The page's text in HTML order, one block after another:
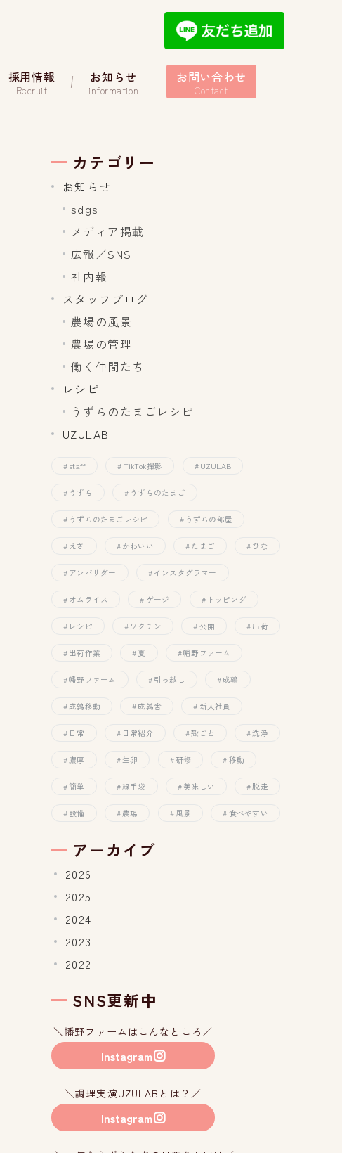
採用情報
Recruit
お知らせ
information
お問い合わせ
Contact
カテゴリー
お知らせ
sdgs
メディア掲載
広報／SNS
社内報
スタッフブログ
農場の風景
農場の管理
働く仲間たち
レシピ
うずらのたまごレシピ
UZULAB
staff TikTok撮影 UZULAB
うずら うずらのたまご
うずらのたまごレシピ うずらの部屋
えさ かわいい たまご ひな
アンバサダー インスタグラマー
オムライス ゲージ トッピング
レシピ ワクチン 公開 出荷
出荷作業 夏 幡野ファーム
幡野ファーム 引っ越し 成鶉
成鶉移動 成鶉舎 新入社員
日常 日常紹介 殻ごと 洗浄
濃厚 生卵 研修 移動
簡単 緑手袋 美味しい 脱走
設備 農場 風景 食べやすい
アーカイブ
2026
2025
2024
2023
2022
SNS更新中
＼幡野ファームはこんなところ／
Instagram
＼調理実演UZULABとは？／
Instagram